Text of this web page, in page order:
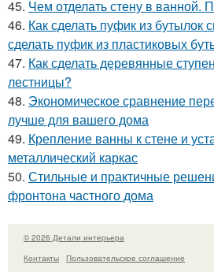
45. Чем отделать стену в ванной.
46. Как сделать пуфик из бутылок
сделать пуфик из пластиковых
47. Как сделать деревянные
лестницы?
48. Экономическое сравнение
лучше для вашего дома
49. Крепление ванны к стене и
металлический каркас
50. Стильные и практичные
фронтона частного дома
© 2026 Детали интерьера
Контакты
Пользовательское соглашение